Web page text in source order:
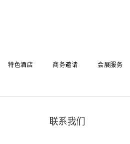
特色酒店 商务邀请 会展服务
联系我们